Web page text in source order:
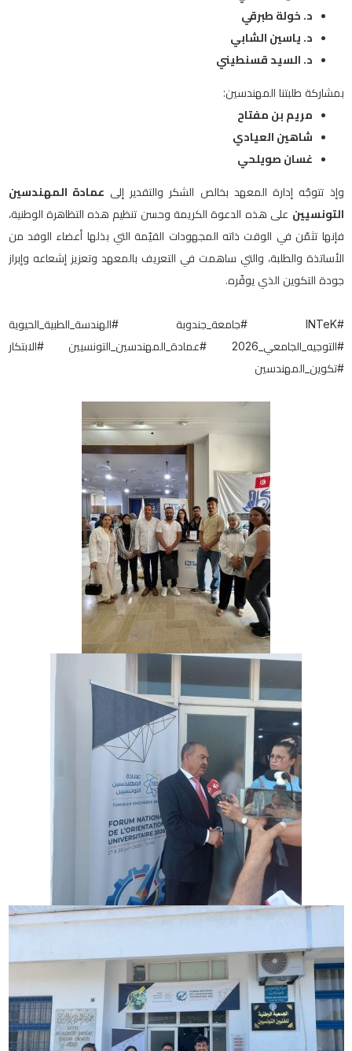
د. خولة طبرقي
د. ياسين الشابي
د. السيد قسنطيني
بمشاركة طلبتنا المهندسين:
مريم بن مفتاح
شاهين العيادي
غسان صويلحي
وإذ تتوجّه إدارة المعهد بخالص الشكر والتقدير إلى عمادة المهندسين
التونسيين على هذه الدعوة الكريمة وحسن تنظيم هذه التظاهرة الوطنية،
فإنها تثمّن في الوقت ذاته المجهودات القيّمة التي بذلها أعضاء الوفد من
الأساتذة والطلبة، والتي ساهمت في التعريف بالمعهد وتعزيز إشعاعه وإبراز
جودة التكوين الذي يوفّره.
#INTeK #
جامعة_جندوبة #الهندسة_الطبية_الحيوية
#التوجيه_الجامعي_2026 #عمادة_المهندسين_التونسيين #الابتكار
#تكوين_المهندسين